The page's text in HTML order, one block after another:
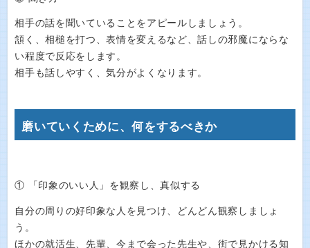
相手の話を聞いていることをアピールしましょう。
頷く、相槌を打つ、表情を変えるなど、話しの邪魔にならな
い程度で反応をします。
相手も話しやすく、気分がよくなります。
磨いていくために、何をするべきか
① 「印象のいい人」を観察し、真似する
自分の周りの好印象な人を見つけ、どんどん観察しましょ
う。
ほかの就活生、先輩、今まで会った先生や、街で見かける知